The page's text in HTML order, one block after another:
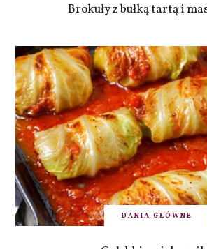
Brokuły z bułką tartą i
DANIA GŁÓWNE